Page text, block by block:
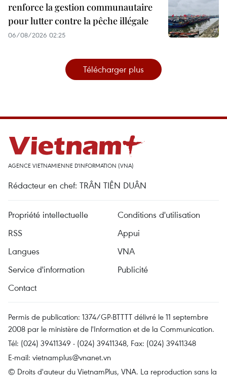
renforce la gestion communautaire
pour lutter contre la pêche illégale
06/08/2026 02:25
Télécharger plus
AGENCE VIETNAMIENNE D'INFORMATION (VNA)
Rédacteur en chef: TRÂN TIÊN DUÂN
Propriété intellectuelle
Conditions d'utilisation
RSS
Appui
Langues
VNA
Service d'information
Publicité
Contact
Permis de publication: 1374/GP-BTTTT délivré le 11 septembre
2008 par le ministère de l'Information et de la Communication.
Tél: (024) 39411349 - (024) 39411348, Fax: (024) 39411348
E-mail: vietnamplus@vnanet.vn
© Droits d'auteur du VietnamPlus, VNA. La reproduction sans la